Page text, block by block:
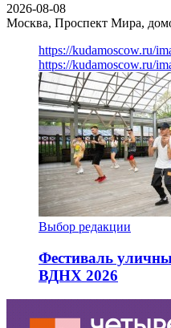
2026-08-08
Москва, Проспект Мира,
https://kudamoscow.ru/
https://kudamoscow.ru/
Выбор редакции
Фестиваль
ВДНХ 2026